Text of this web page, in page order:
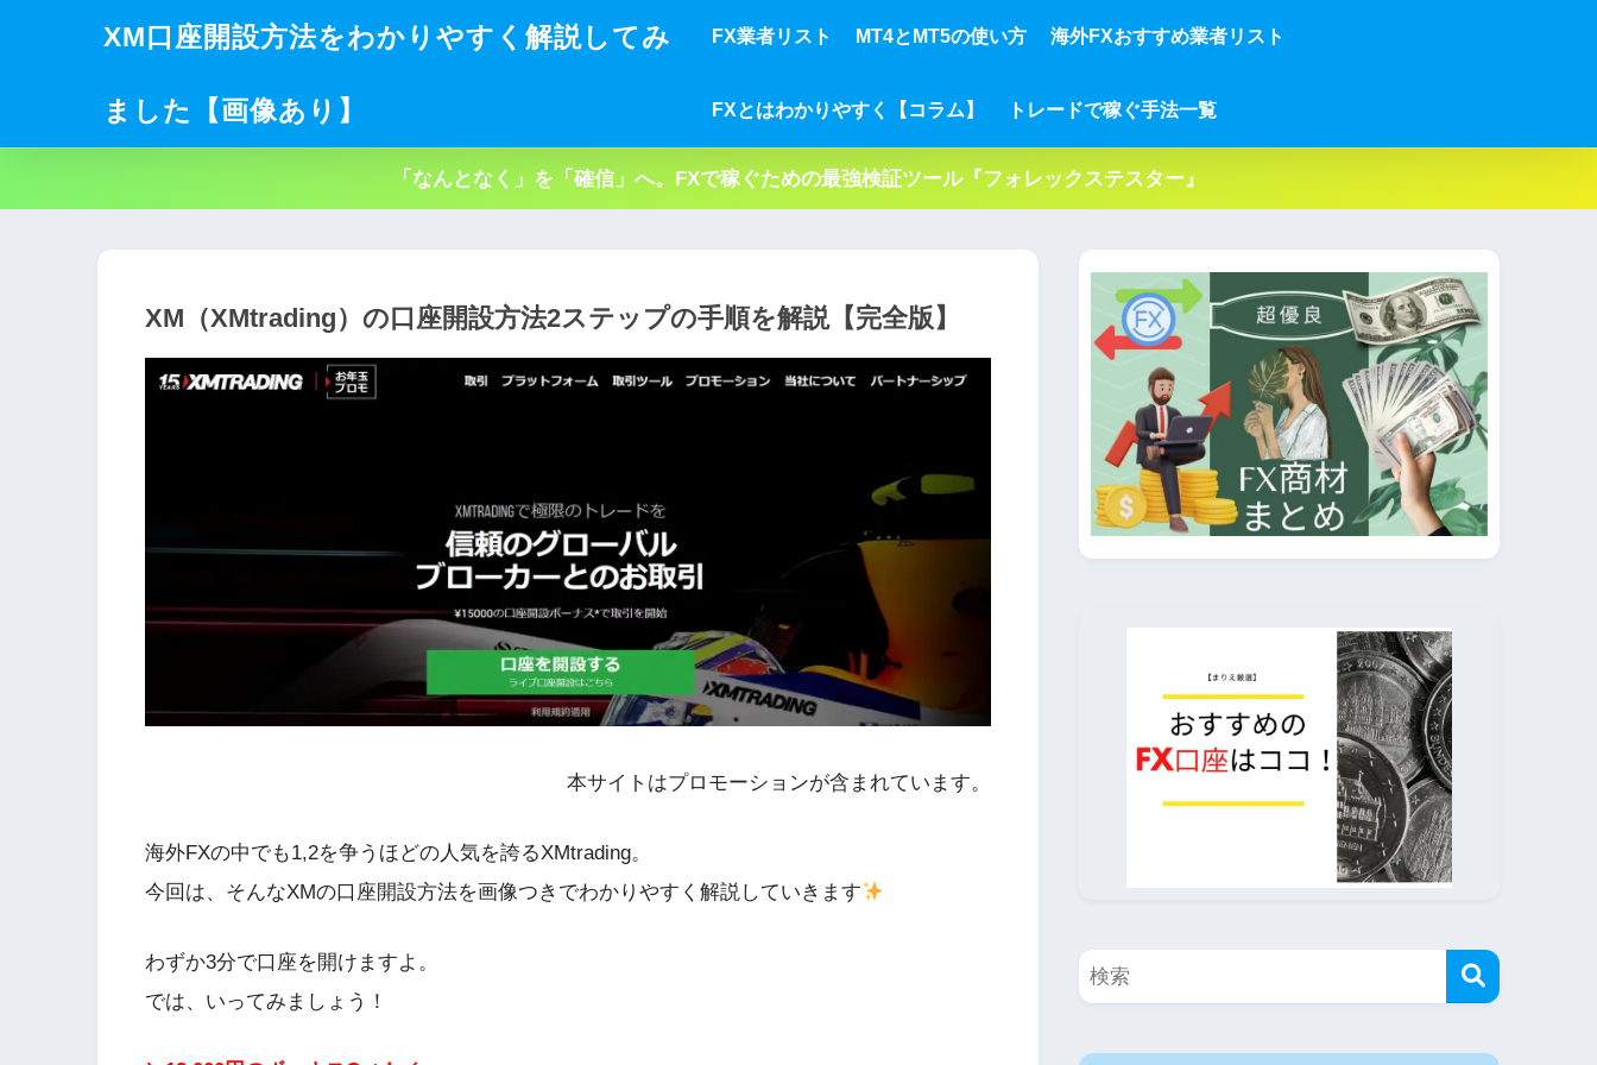
XM口座開設方法をわかりやすく解説してみ
ました【画像あり】
FX業者リスト MT4とMT5の使い方 海外FXおすすめ業者リスト
FXとはわかりやすく【コラム】 トレードで稼ぐ手法一覧
「なんとなく」を「確信」へ。FXで稼ぐための最強検証ツール『フォレックステスター』
XM（XMtrading）の口座開設方法2ステップの手順を解説【完全版】
本サイトはプロモーションが含まれています。
海外FXの中でも1,2を争うほどの人気を誇るXMtrading。
今回は、そんなXMの口座開設方法を画像つきでわかりやすく解説していきます
わずか3分で口座を開けますよ。
では、いってみましょう！